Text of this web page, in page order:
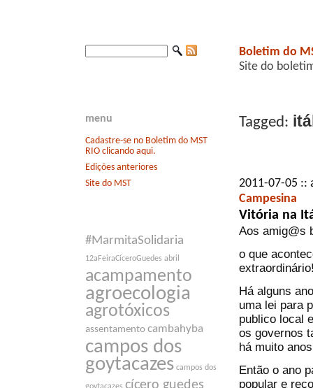
menu
Cadastre-se no Boletim do MST
RIO clicando aqui.
Edições anteriores
Site do MST
#MarmitaSolidaria
12aFeiraCíceroGuedes abril
acampamento
agroecologia
agrotóxicos
assentamento cambahyba
campos dos
goytacazes campos dos
Boletim do
Site do
Tagged:
2011-07-05
Campesina
Vitória na
Aos amig@s
o que
Há alguns
uma lei para
publico local
os governos
há muito
Então o ano
popular e